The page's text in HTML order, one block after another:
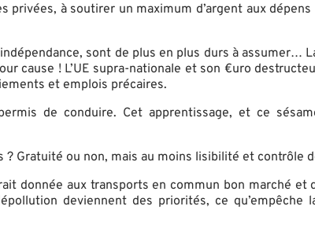
à soutirer un maximum d’argent aux
sont de plus en plus durs à assumer…
! L’UE supra-nationale et son €uro
et emplois précaires.
de conduire. Cet apprentissage, et ce
Gratuité ou non, mais au moins lisibilité et contrôle
donnée aux transports en commun bon marché et
deviennent des priorités, ce